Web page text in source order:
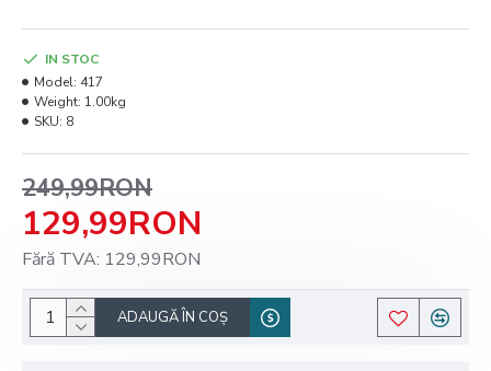
129,99RON
249,99RON
Fără TVA: 129,99RON
IN STOC
Model: 417
Weight: 1.00kg
SKU: 8
ADAUGĂ ÎN COŞ